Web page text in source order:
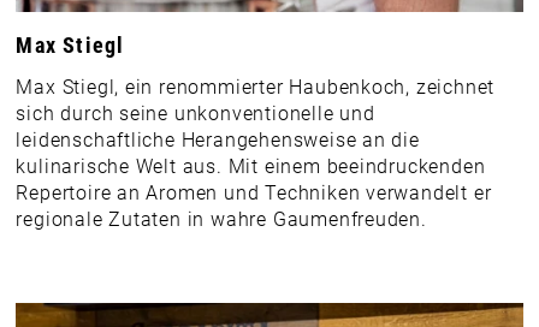
Max Stiegl
Max Stiegl, ein renommierter Haubenkoch, zeichnet
sich durch seine unkonventionelle und
leidenschaftliche Herangehensweise an die
kulinarische Welt aus. Mit einem beeindruckenden
Repertoire an Aromen und Techniken verwandelt er
regionale Zutaten in wahre Gaumenfreuden.